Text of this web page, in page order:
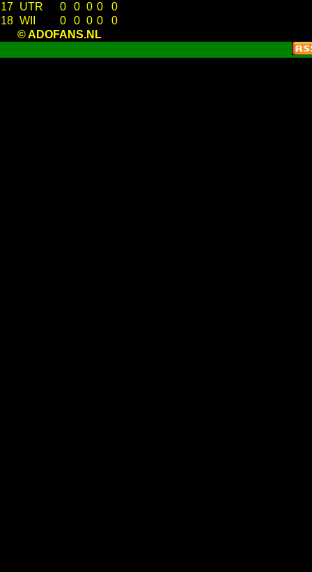
17 UTR 0 0 0 0
0
18 WII 0 0 0 0
0
© ADOFANS.NL